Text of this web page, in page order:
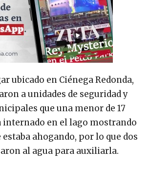
ubicado en Ciénega Redonda,
a unidades de seguridad y
que una menor de 17
internado en el lago mostrando
estaba ahogando, por lo que dos
al agua para auxiliarla.